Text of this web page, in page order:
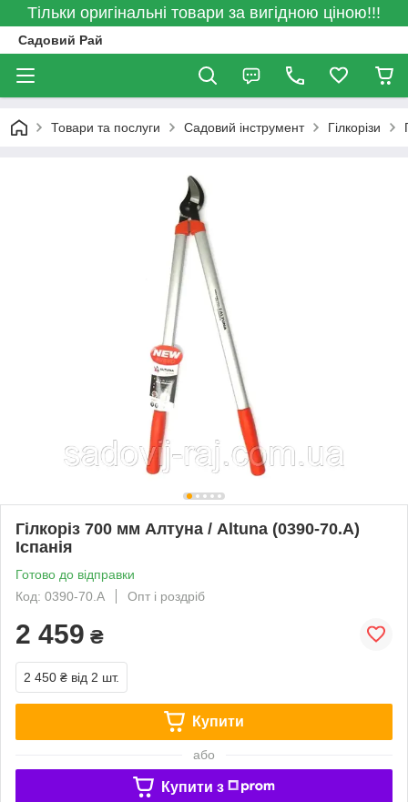
Тільки оригінальні товари за вигідною ціною!!!
Садовий Рай
Товари та послуги Садовий інструмент Гілкорізи
Гілкоріз 700 мм Алтуна / Altuna (0390-70.A)
Іспанія
Готово до відправки
Код: 0390-70.A
Опт і роздріб
2 459 ₴
2 450 ₴ від 2 шт.
Купити
або
Купити з